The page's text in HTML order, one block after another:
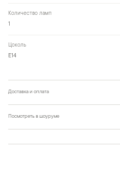
Количество ламп
1
Цоколь
Е14
Доставка и оплата
Посмотреть в шоуруме